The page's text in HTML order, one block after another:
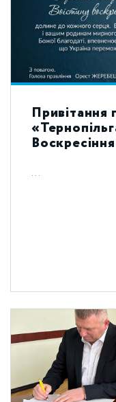
Привітання
...